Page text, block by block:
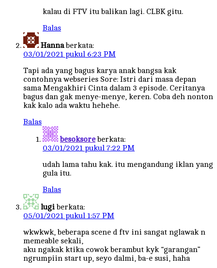
kalau di FTV itu balikan lagi. CLBK gitu.
Balas
Hanna berkata:
03/01/2021 pukul 6:23 PM
Tapi ada yang bagus karya anak bangsa kak
contohnya webseries Sore: Istri dari masa depan
sama Mengakhiri Cinta dalam 3 episode. Ceritanya
bagus dan gak menye-menye, keren. Coba deh nonton
kak kalo ada waktu hehehe.
Balas
besoksore berkata:
03/01/2021 pukul 7:22 PM
udah lama tahu kak. itu mengandung iklan yang
gula itu.
Balas
lugi berkata:
05/01/2021 pukul 1:57 PM
wkwkwk, beberapa scene d ftv ini sangat nglawak n
memeable sekali,
aku ngakak ktika cowok berambut kyk “garangan”
ngrumpiin start up, seyo dalmi, ba-e susi, haha